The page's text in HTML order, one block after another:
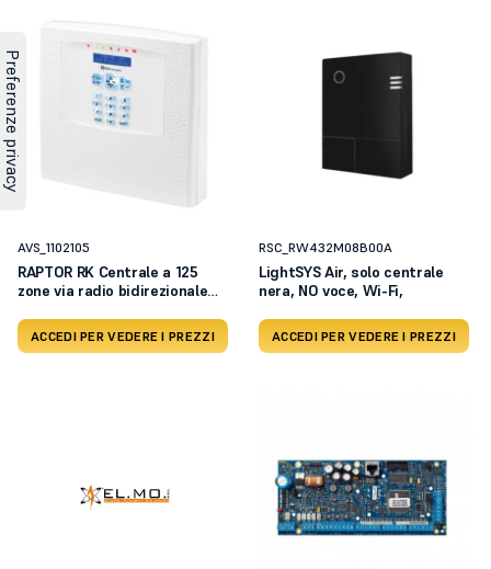
AVS_1102105
RAPTOR RK Centrale a 125
zone via radio bidirezionale
alimentazione 220 Vac
ACCEDI PER VEDERE I PREZZI
RSC_RW432M08B00A
LightSYS Air, solo centrale
nera, NO voce, Wi-Fi,
ACCEDI PER VEDERE I PREZZI